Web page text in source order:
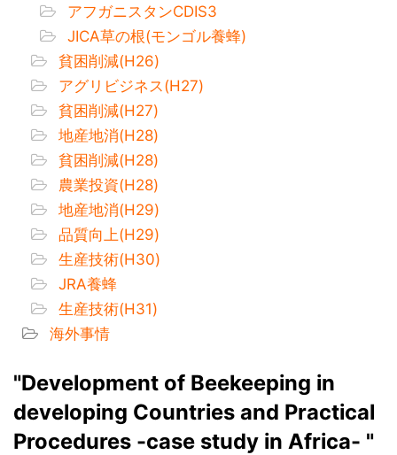
アフガニスタンCDIS3
JICA草の根(モンゴル養蜂)
貧困削減(H26)
アグリビジネス(H27)
貧困削減(H27)
地産地消(H28)
貧困削減(H28)
農業投資(H28)
地産地消(H29)
品質向上(H29)
生産技術(H30)
JRA養蜂
生産技術(H31)
海外事情
"Development of Beekeeping in
developing Countries and Practical
Procedures -case study in Africa- "